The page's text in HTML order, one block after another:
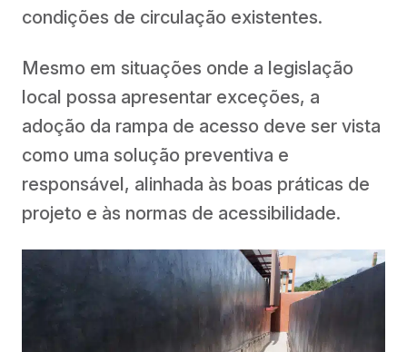
condições de circulação existentes.
Mesmo em situações onde a legislação
local possa apresentar exceções, a
adoção da rampa de acesso deve ser vista
como uma solução preventiva e
responsável, alinhada às boas práticas de
projeto e às normas de acessibilidade.